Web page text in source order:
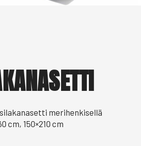
merihenkisellä
cm, 150×210 cm